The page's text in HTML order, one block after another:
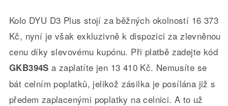
Kolo DYU D3 Plus stojí za běžných okolností 16 373
Kč, nyní je však exkluzivně k dispozici za zlevněnou
cenu díky slevovému kupónu. Při platbě zadejte kód
GKB394Sa zaplatíte jen 13 410 Kč. Nemusíte se
bát celním poplatků, jelikož zásilka je posílána již s
předem zaplacenými poplatky na celnici. A to už